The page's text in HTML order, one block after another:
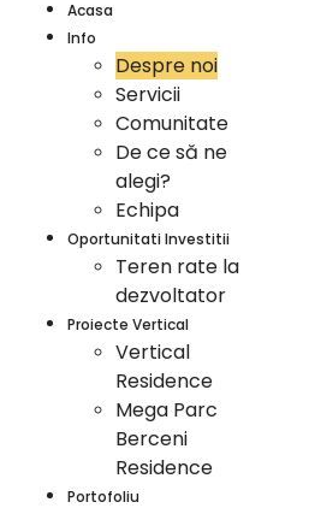
Acasa
Info
Despre noi
Servicii
Comunitate
De ce să ne
alegi?
Echipa
Oportunitati Investitii
Teren rate la
dezvoltator
Proiecte Vertical
Vertical
Residence
Mega Parc
Berceni
Residence
Portofoliu